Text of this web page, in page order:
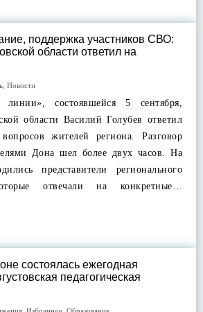
поддержка участников СВО:
области ответил на
Новости
состоявшейся 5 сентября,
области Василий Голубев ответил
жителей региона. Разговор
Дона шел более двух часов. На
представители регионального
отвечали на конкретные…
состоялась ежегодная
педагогическая